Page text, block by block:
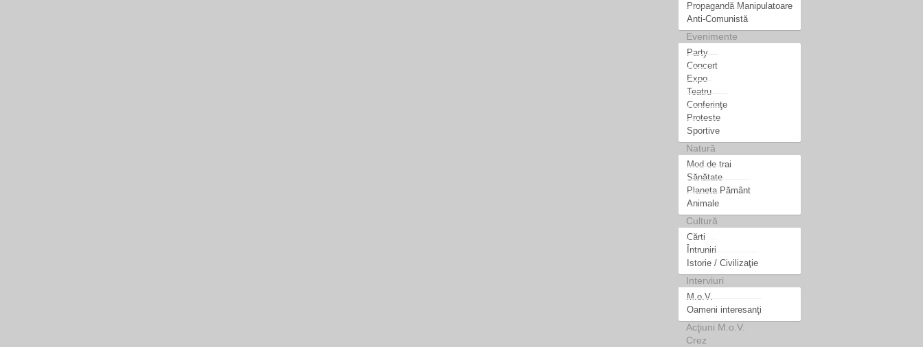
Propagandă Manipulatoare
Anti-Comunistă
Evenimente
Party
Concert
Expo
Teatru
Conferinţe
Proteste
Sportive
Natură
Mod de trai
Sănătate
Planeta Pământ
Animale
Cultură
Cărti
Întruniri
Istorie / Civilizaţie
Interviuri
M.o.V.
Oameni interesanţi
Acţiuni M.o.V.
Crez